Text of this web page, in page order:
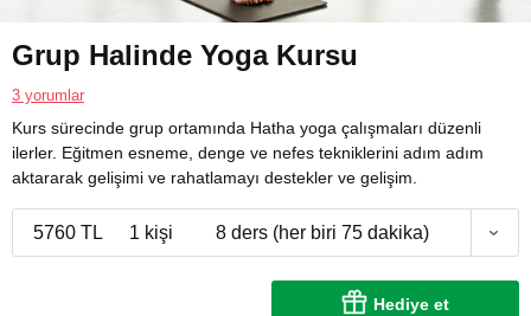
Grup Halinde Yoga Kursu
3 yorumlar
Kurs sürecinde grup ortamında Hatha yoga çalışmaları düzenli
ilerler. Eğitmen esneme, denge ve nefes tekniklerini adım adım
aktararak gelişimi ve rahatlamayı destekler ve gelişim.
5760 TL 1 kişi 8 ders (her biri 75 dakika)
Hediye et